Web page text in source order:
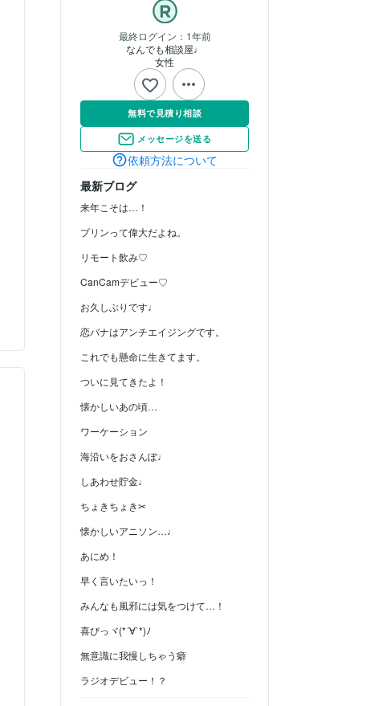
最終ログイン： 1年前
なんでも相談屋♩
女性
無料で見積り相談
メッセージを送る
依頼方法について
最新ブログ
来年こそは…！
プリンって偉大だよね。
リモート飲み♡
CanCamデビュー♡
お久しぶりです♩
恋バナはアンチエイジングです。
これでも懸命に生きてます。
ついに見てきたよ！
懐かしいあの頃…
ワーケーション
海沿いをおさんぽ♩
しあわせ貯金♩
ちょきちょき✂
懐かしいアニソン…♩
あにめ！
早く言いたいっ！
みんなも風邪には気をつけて…！
喜びっヾ(*´∀`*)ﾉ
無意識に我慢しちゃう癖
ラジオデビュー！？